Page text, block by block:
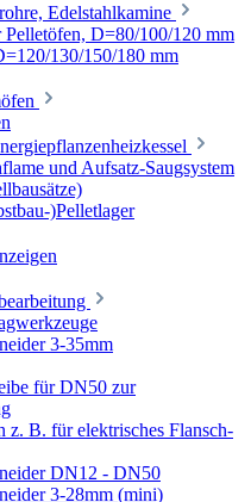
Edelstahlkamine
Pelletöfen, D=80/100/120 mm
130/150/180 mm
und Aufsatz-Saugsystem
)Pelletlager
3-35mm
für DN50 zur
z. B. für elektrisches Flansch-
DN12 - DN50
3-28mm (mini)